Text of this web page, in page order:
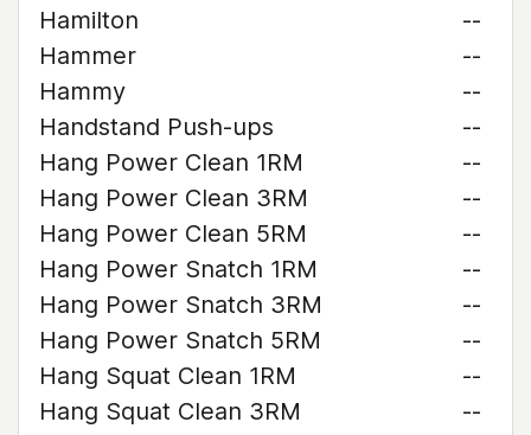
Hamilton
--
Hammer
--
Hammy
--
Handstand Push-ups
--
Hang Power Clean 1RM
--
Hang Power Clean 3RM
--
Hang Power Clean 5RM
--
Hang Power Snatch 1RM
--
Hang Power Snatch 3RM
--
Hang Power Snatch 5RM
--
Hang Squat Clean 1RM
--
Hang Squat Clean 3RM
--